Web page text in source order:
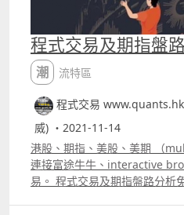
程式交易及期指盤
潮流特區
程式交易
威) ・2021-11-14
港股、期指、美股、美期 （
連接富途牛牛、interactive
易。 程式交易及期指盤路分析